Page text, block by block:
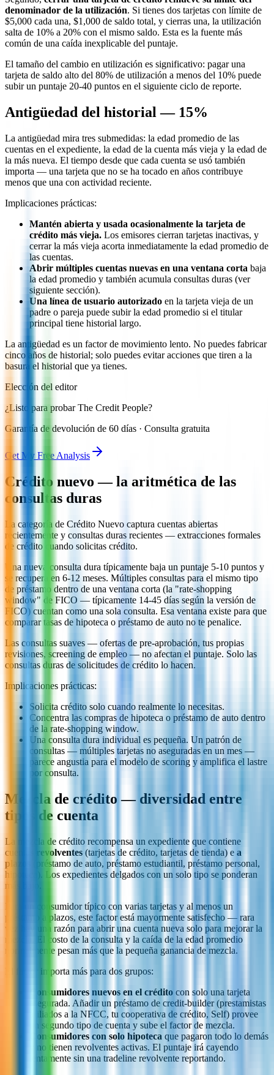
denominador de la utilización. Si tienes dos tarjetas con límite de
$5,000 cada una, $1,000 de saldo total, y cierras una, la utilización
salta de 10% a 20% con el mismo saldo. Esta es la fuente más
común de una caída inexplicable del puntaje.
El tamaño del cambio en utilización es significativo: pagar una
tarjeta de saldo alto del 80% de utilización a menos del 10% puede
subir un puntaje 20-40 puntos en el siguiente ciclo de reporte.
Antigüedad del historial — 15%
La antigüedad mira tres submedidas: la edad promedio de las
cuentas en el expediente, la edad de la cuenta más vieja y la edad de
la más nueva. El tiempo desde que cada cuenta se usó también
importa — una tarjeta que no se ha tocado en años contribuye
menos que una con actividad reciente.
Implicaciones prácticas:
Mantén abierta y usada ocasionalmente la tarjeta de
crédito más vieja. Los emisores cierran tarjetas inactivas, y
cerrar la más vieja acorta inmediatamente la edad promedio de
las cuentas.
Abrir múltiples cuentas nuevas en una ventana corta baja
la edad promedio y también acumula consultas duras (ver
siguiente sección).
Una línea de usuario autorizado en la tarjeta vieja de un
padre o pareja puede subir la edad promedio si el titular
principal tiene historial largo.
La antigüedad es un factor de movimiento lento. No puedes fabricar
cinco años de historial; solo puedes evitar acciones que tiren a la
basura el historial que ya tienes.
Elección del editor
¿Listo para probar The Credit People?
Garantía de devolución de 60 días · Consulta gratuita
Get My Free Analysis
Crédito nuevo — la aritmética de las
consultas duras
La categoría de Crédito Nuevo captura cuentas abiertas
recientemente y consultas duras recientes — extracciones formales
de crédito cuando solicitas crédito.
Una nueva consulta dura típicamente baja un puntaje 5-10 puntos y
se recupera en 6-12 meses. Múltiples consultas para el mismo tipo
de préstamo dentro de una ventana corta (la "rate-shopping
window" de FICO — típicamente 14-45 días según la versión de
FICO) cuentan como una sola consulta. Esa ventana existe para que
comparar tasas de hipoteca o préstamo de auto no te penalice.
Las consultas suaves — ofertas de pre-aprobación, tus propias
revisiones, screening de empleo — no afectan el puntaje. Solo las
consultas duras de solicitudes de crédito lo hacen.
Implicaciones prácticas:
Solicita crédito solo cuando realmente lo necesitas.
Concentra las compras de hipoteca o préstamo de auto dentro
de la rate-shopping window.
Una consulta dura individual es pequeña. Un patrón de
consultas — múltiples tarjetas no aseguradas en un mes —
parece angustia para el modelo de scoring y amplifica el lastre
por consulta.
Mezcla de crédito — diversidad entre
tipos de cuenta
La mezcla de crédito recompensa un expediente que contiene
cuentas
revolventes (tarjetas de crédito, tarjetas de tienda) e a
plazos
(préstamo de auto, préstamo estudiantil, préstamo personal,
hipoteca). Los expedientes delgados con un solo tipo se ponderan
más bajo.
Para un consumidor típico con varias tarjetas y al menos un
préstamo a plazos, este factor está mayormente satisfecho — rara
vez hay una razón para abrir una cuenta nueva solo para mejorar la
mezcla. El costo de la consulta y la caída de la edad promedio
normalmente pesan más que la pequeña ganancia de mezcla.
El factor importa más para dos grupos:
Consumidores nuevos en el crédito con solo una tarjeta
asegurada. Añadir un préstamo de credit-builder (prestamistas
afiliados a la NFCC, tu cooperativa de crédito, Self) provee
un segundo tipo de cuenta y sube el factor de mezcla.
Consumidores con solo hipoteca que pagaron todo lo demás
y no tienen revolventes activas. El puntaje irá cayendo
lentamente sin una tradeline revolvente reportando.